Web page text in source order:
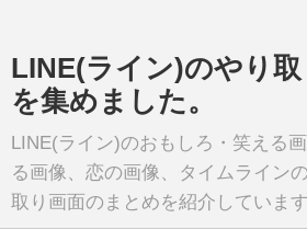
LINE(ライン)のやり
を集めました。
LINE(ライン)のおもしろ・笑える
る画像、恋の画像、タイムライン
取り画面のまとめを紹介しています